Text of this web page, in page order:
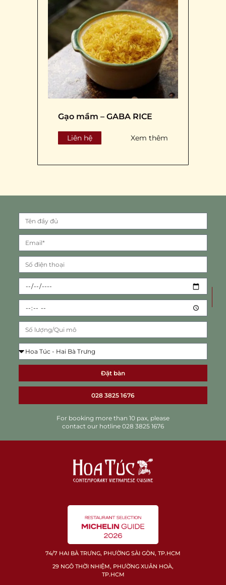
Gạo mầm – GABA RICE
Liên hệ Xem thêm
Đặt bàn
028 3825 1676
For booking more than 10 pax, please
contact our hotline 028 3825 1676
74/7 HAI BÀ TRƯNG, PHƯỜNG SÀI GÒN, TP.HCM
29 NGÔ THỜI NHIỆM, PHƯỜNG XUÂN HOÀ,
TP.HCM